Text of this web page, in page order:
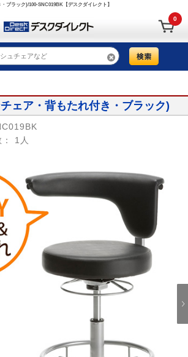
ブラック)/100-SNC019BK【デスクダイレクト】
0
ェア・背もたれ付き・ブラック)
1人